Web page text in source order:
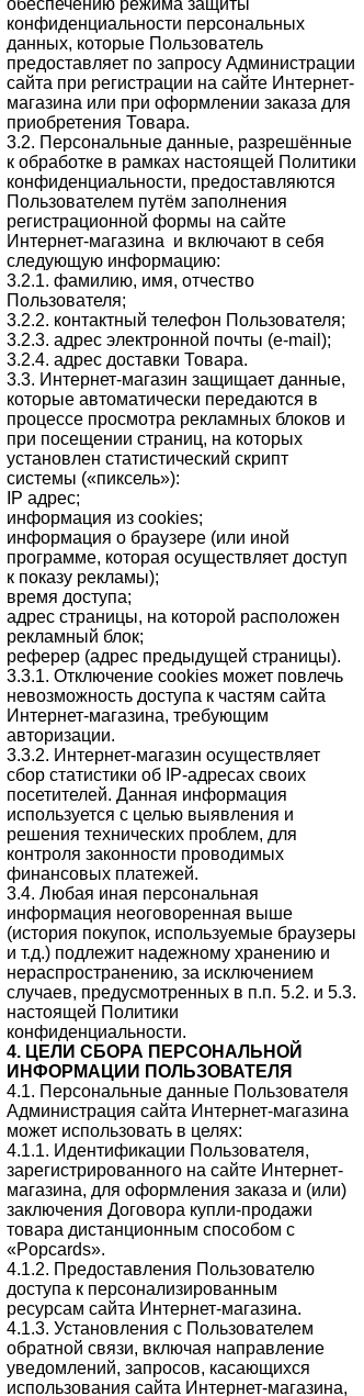
конфиденциальности персональных
данных, которые Пользователь
предоставляет по запросу Администрации
сайта при регистрации на сайте Интернет-
магазина или при оформлении заказа для
приобретения Товара.
3.2. Персональные данные, разрешённые
к обработке в рамках настоящей Политики
конфиденциальности, предоставляются
Пользователем путём заполнения
регистрационной формы на сайте
Интернет-магазина и включают в себя
следующую информацию:
3.2.1. фамилию, имя, отчество
Пользователя;
3.2.2. контактный телефон Пользователя;
3.2.3. адрес электронной почты (e-mail);
3.2.4. адрес доставки Товара.
3.3. Интернет-магазин защищает данные,
которые автоматически передаются в
процессе просмотра рекламных блоков и
при посещении страниц, на которых
установлен статистический скрипт
системы («пиксель»):
IP адрес;
информация из cookies;
информация о браузере (или иной
программе, которая осуществляет доступ
к показу рекламы);
время доступа;
адрес страницы, на которой расположен
рекламный блок;
реферер (адрес предыдущей страницы).
3.3.1. Отключение cookies может повлечь
невозможность доступа к частям сайта
Интернет-магазина, требующим
авторизации.
3.3.2. Интернет-магазин осуществляет
сбор статистики об IP-адресах своих
посетителей. Данная информация
используется с целью выявления и
решения технических проблем, для
контроля законности проводимых
финансовых платежей.
3.4. Любая иная персональная
информация неоговоренная выше
(история покупок, используемые браузеры
и т.д.) подлежит надежному хранению и
нераспространению, за исключением
случаев, предусмотренных в п.п. 5.2. и 5.3.
настоящей Политики
конфиденциальности.
4. ЦЕЛИ СБОРА ПЕРСОНАЛЬНОЙ
ИНФОРМАЦИИ ПОЛЬЗОВАТЕЛЯ
4.1. Персональные данные Пользователя
Администрация сайта Интернет-магазина
может использовать в целях:
4.1.1. Идентификации Пользователя,
зарегистрированного на сайте Интернет-
магазина, для оформления заказа и (или)
заключения Договора купли-продажи
товара дистанционным способом с
«Popcards».
4.1.2. Предоставления Пользователю
доступа к персонализированным
ресурсам сайта Интернет-магазина.
4.1.3. Установления с Пользователем
обратной связи, включая направление
уведомлений, запросов, касающихся
использования сайта Интернет-магазина,